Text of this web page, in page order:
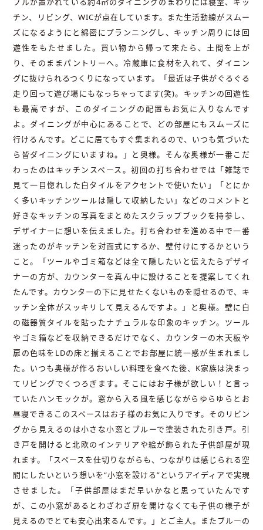
チン、リビング、WICが点在しています。また生活動線がスムー
ズになるようにと綿密にプランニングし、キッチン周りには回
遊性をもたせました。買い物から帰って来たら、土間を上が
り、そのままパントリーへ。冷蔵庫に食材を入れて、ダイニン
グに抜けられるつくりになっています。「最近は子供がぐるぐる
走り回って遊び場にもなっちゃってます(笑)。キッチンの回遊性
も最高ですが、このダイニングの配置もお気に入りなんです
よ。ダイニングが中心にあることで、どの部屋にもスムーズに
行けるんです。どこに居てもすぐ集まれるので、いつも気づいた
ら皆ダイニングにいますね。」と奥様。そんな奥様が一番こだ
わったのはキッチンスペース。初回の打ち合わせでは「雑誌で
見て一目惚れした白タイルをアクセントで使いたい」「とにか
く多いキッチンツールは隠して収納したい」などのコメントと
好きなキッチンの写真をまとめたスクラップブックを持参し、
デザイナーに想いを伝えました。打ち合わせを進める中で一番
迷ったのがキッチンを対面式にするか、壁付けにするかという
こと。「ツールやゴミ箱などは全て隠したいと伝えたらデザイ
ナーの方が、カウンターを真ん中に設けることを提案してくれ
たんです。カウンターの下に見せたくないものを隠せるので、キ
ッチン全体がスッキリして見えるんですよ。」と奥様。壁に白
の磁器質タイルを貼ったナチュラルな印象のキッチン。ツール
やゴミ箱などを収納できるだけでなく、カウンターの木天板や
扉の色味をLDの床と揃えることでお部屋に統一感が生まれまし
た。いつも奥様が作るおいしい料理を食べた後、K家族は決まっ
てリビングでくつろぎます。そこにはお子様が欲しい！と言っ
ていたハンモックが。窓から入る風を感じながらゆらゆらとお
昼寝できるこのスペースはお子様のお気に入りです。そのリビン
グから見えるのは小さな小窓とブルーで塗装された引き戸。引
き戸を開けると北欧のインテリアや絵が飾られた子供部屋が現
れます。「スペースを仕切りながらも、つながりは感じられる空
間にしたいという想いを“小窓を設ける”というアイディアで実現
させました。「子供部屋はまだ早いかなと思っていたんです
が、この小窓があるとわざわざ扉を開けなくても子供の様子が
見えるのでとても安心出来るんです。」とご主人。またブルーの